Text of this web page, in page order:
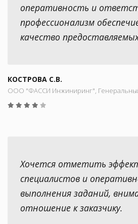
оперативность и
профессионализм
качество предоставляемых
КОСТРОВА С.В.
ООО "ФАССИ Инжиниринг",
Хочется отметить
специалистов и
выполнения заданий,
отношение к заказчику.